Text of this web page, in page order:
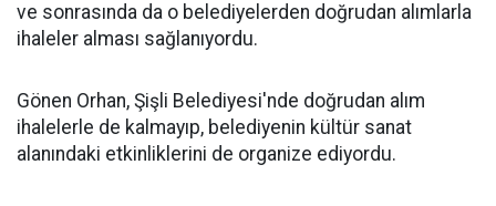
ve sonrasında da o belediyelerden doğrudan alımlarla
ihaleler alması sağlanıyordu.
Gönen Orhan, Şişli Belediyesi'nde doğrudan alım
ihalelerle de kalmayıp, belediyenin kültür sanat
alanındaki etkinliklerini de organize ediyordu.